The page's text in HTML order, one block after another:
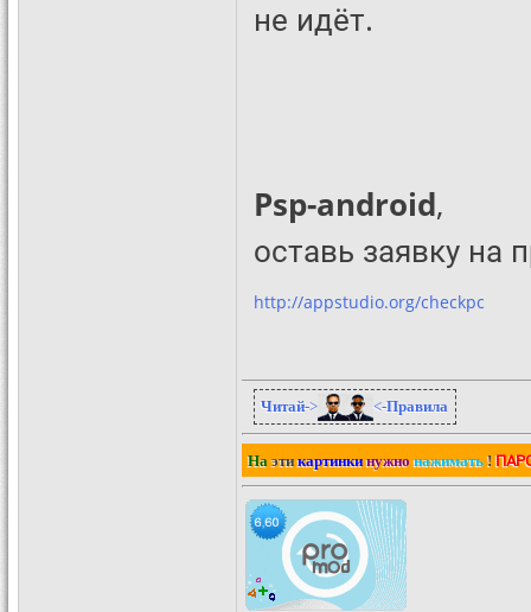
не идёт.
Psp-android,
оставь заявку на
http://appstudio.org/checkpc
Читай-> <-Правила
На этикартинки нужно нажимать !